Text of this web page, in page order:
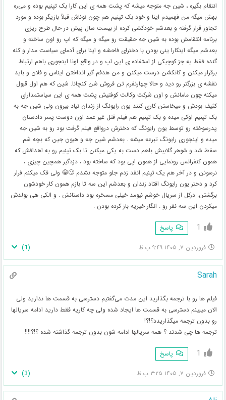
انتقام بگیره ، شین جه متوجه میشه که پشت همه ی این کارا بک تپنیم بوده و می‌ره
بهش میگه من فهمیدم اینا و خود بک تپنیم هم چون نوناش قبلاً بازیگر بوده و مورد
تجاوز قرار گرفته و بعدشم خودکشی کرده از بیست سال پیش در حال طرح ریزی
برنامه انتقامش بوده به شین جه حقیقت رو میگه و میگه که اپ رو اون ساخته و
بعدشم میگه اینکارا ینی بودن با دخترای فاحشه و اینا برای آدمای سیاست مدار و کله
گنده فقط یه جز کوچیکی از استفاده ی این اپ و در واقع اونا اینجوری باهم ارتباط
برقرار میکنن و کانکشن درست میکنن و من هدفم گیر انداختن ایناس و فلان و باید
نقشه ی بزرگتر رو دید و حالا چهارنفرم تن فروش شن کنچانا. شین که هم اول قبول
میکنه چون مامانش و اون شرکت وکالت کوفتیش پشت همه ی این سیاستمدارای
کثیف بودش و میخاستن کاری کنند یون رایونگ از زندان نیاد بیرون ولی شین جه به
بک تپنیم اوکی میده و بک تپنیم هم فیلم قتل غیر عمد اون دوست پسر دادستان
پدرسوخته رو توسط یون رایونگ که دخترش درواقع فیلم گرفت بود رو به شین جه
میده و اینجوری رایونگ تبرعه میشه . بعدشم شین جه و هیون جین که بچه شم
سقط شد و شوهر گلابیش باهم دست به یکی میکنن تا بک تپنیم رو به اهدافش که
همون کنفرانس رونمایی از همون اپی بود که ساخته بود ، دزدگیر همچین چیزی ،
نرسونن و در آخر هم یک تپنیم انقد زدم جلو متوجه نشدم 🙄😂 ولی فک میکنم فرار
کرد و دختر یون رایونگ افتاد زندان و بعدشم این سه تا بازم همون کار خودشون
برگشتن. درکل از سریال خوشم نیومد خیلی مسخره بود داستانش . و الکی هی بولدش
میکردن این سه نفر رو . انگار خیریه باز کرده بودن .
1 پاسخ
فروردین ۷, ۱۴۰۵ ۹:۴۹ ب.ظ (
1
)
Sarah
فیلم ها رو با ترجمه بگذارید این مدت می‌گفتیم دسترسی به قسمت ها ندارید ولی
الان میبینم دسترسی به قسمت ها ایجاد شده ولی چه کاریه فقط دارید ادامه سریالها
رو بدون ترجمه میگذاریدد؟!؟!
ترجمه ها چی شدند ؟ همه سریالها ادامه شون بدون ترجمه گذاشته شده ؟!؟!!!!
1 پاسخ
فروردین ۷, ۱۴۰۵ ۳:۲۵ ب.ظ (
3
)